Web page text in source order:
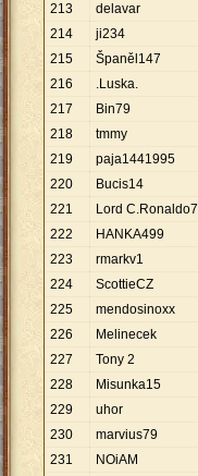
213
delavar
214
ji234
215
Španěl147
216
.Luska.
217
Bin79
218
tmmy
219
paja1441995
220
Bucis14
221
Lord C.Ronaldo7
222
HANKA499
223
rmarkv1
224
ScottieCZ
225
mendosinoxx
226
Melinecek
227
Tony 2
228
Misunka15
229
uhor
230
marvius79
231
NOiAM